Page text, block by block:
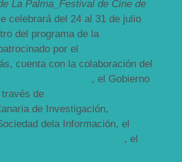
La Palma_Festival de Cine de
celebrará del 24 al 31 de julio
del programa de la
por el
cuenta con la colaboración del
, el Gobierno
de
de Investigación,
dela Información, el
, el